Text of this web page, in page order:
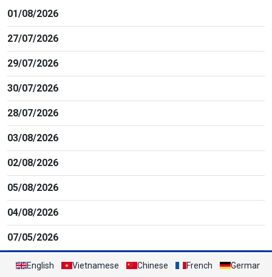
01/08/2026
27/07/2026
29/07/2026
30/07/2026
28/07/2026
03/08/2026
02/08/2026
05/08/2026
04/08/2026
07/05/2026
English Vietnamese Chinese French German